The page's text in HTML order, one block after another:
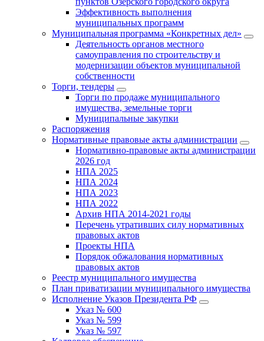
Эффективность выполнения
муниципальных программ
Муниципальная программа «Конкретных дел»
Деятельность органов местного
самоуправления по строительству и
модернизации объектов муниципальной
собственности
Торги, тендеры
Торги по продаже муниципального
имущества, земельные торги
Муниципальные закупки
Распоряжения
Нормативные правовые акты администрации
Нормативно-правовые акты администрации
2026 год
НПА 2025
НПА 2024
НПА 2023
НПА 2022
Архив НПА 2014-2021 годы
Перечень утративших силу нормативных
правовых актов
Проекты НПА
Порядок обжалования нормативных
правовых актов
Реестр муниципального имущества
План приватизации муниципального имущества
Исполнение Указов Президента РФ
Указ № 600
Указ № 599
Указ № 597